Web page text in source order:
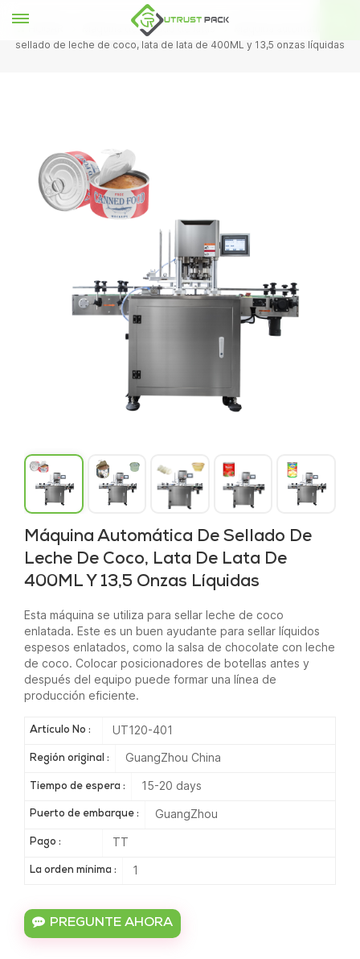
Máquina de sellado de latas
sellado de leche de coco, lata de lata de 400ML y 13,5 onzas líquidas
Máquina Automática De Sellado De
Leche De Coco, Lata De Lata De
400ML Y 13,5 Onzas Líquidas
Esta máquina se utiliza para sellar leche de coco
enlatada. Este es un buen ayudante para sellar líquidos
espesos enlatados, como la salsa de chocolate con leche
de coco. Colocar posicionadores de botellas antes y
después del equipo puede formar una línea de
producción eficiente.
Artículo No : UT120-401
Región original : GuangZhou China
Tiempo de espera : 15-20 days
Puerto de embarque : GuangZhou
Pago : TT
La orden mínima : 1
PREGUNTE AHORA